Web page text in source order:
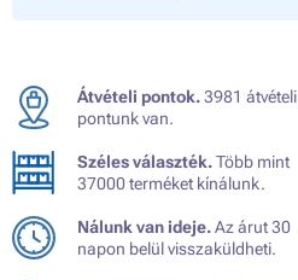
Átvételi pontok.3981 átvételi
pontunk van.
Széles választék.Több mint
37000 terméket kínálunk.
Nálunk van ideje.Az árut 30
napon belül visszaküldheti.